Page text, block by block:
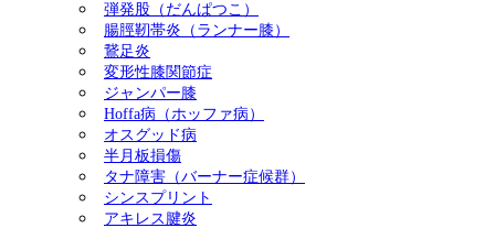
弾発股（だんぱつこ）
腸脛靭帯炎（ランナー膝）
鵞足炎
変形性膝関節症
ジャンパー膝
Hoffa病（ホッファ病）
オスグッド病
半月板損傷
タナ障害（バーナー症候群）
シンスプリント
アキレス腱炎